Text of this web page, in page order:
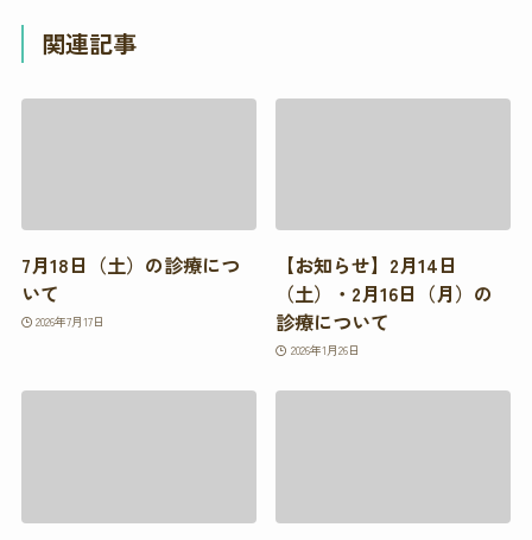
関連記事
7月18日（土）の診療につ
いて
2026年7月17日
【お知らせ】2月14日
（土）・2月16日（月）の
診療について
2026年1月26日